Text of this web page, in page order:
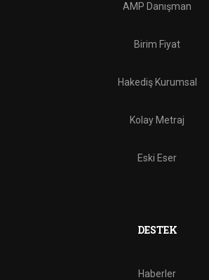
AMP Danışman
Birim Fiyat
Hakediş Kurumsal
Kolay Metraj
Eski Eser
DESTEK
Haberler